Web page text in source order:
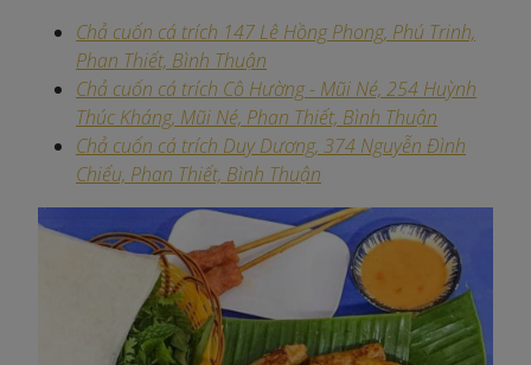
Chả cuốn cá trích 147 Lê Hồng Phong, Phú Trinh,
Phan Thiết, Bình Thuận
Chả cuốn cá trích Cô Hường - Mũi Né, 254 Huỳnh
Thúc Kháng, Mũi Né, Phan Thiết, Bình Thuận
Chả cuốn cá trích Duy Dương, 374 Nguyễn Đình
Chiểu, Phan Thiết, Bình Thuận